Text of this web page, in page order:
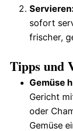
Servieren:
sofort
frischer,
Tipps und
Gemüse
Gericht
oder
Gemüse